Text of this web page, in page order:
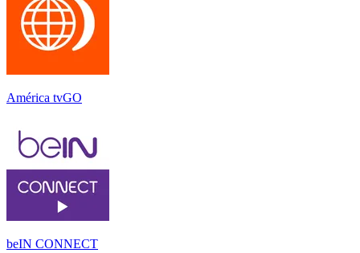
América tvGO
beIN CONNECT